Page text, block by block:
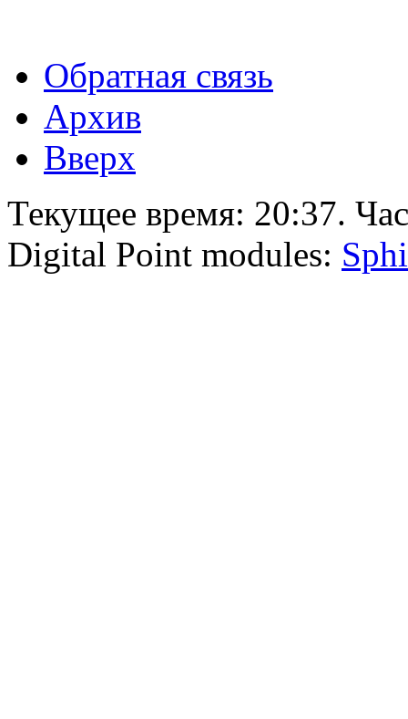
Обратная связь
Архив
Вверх
Текущее время: 20:37.
Digital Point modules: